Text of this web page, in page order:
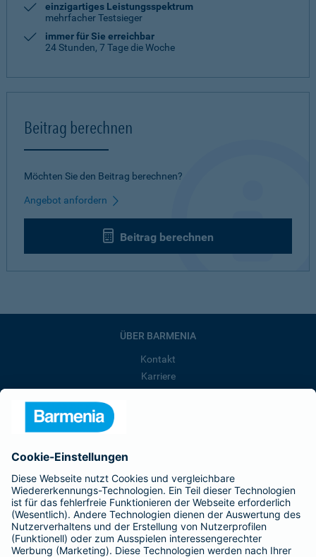
einzigartiges Leistungsspektrum
mehrfacher Testsieger
immer für Sie erreichbar
24 Stunden, 7 Tage die Woche
Beitrag berechnen
Möchten Sie den Beitrag berechnen?
Angebot anfordern
Beitrag berechnen
ÜBER BARMENIA
Kontakt
Karriere
Barmenia ist Teil der BarmeniaGothaer
BELIEBTE SEITEN
Kranken-Zusatzversicherung
Tierversicherungen
Haftpflichtversicherung